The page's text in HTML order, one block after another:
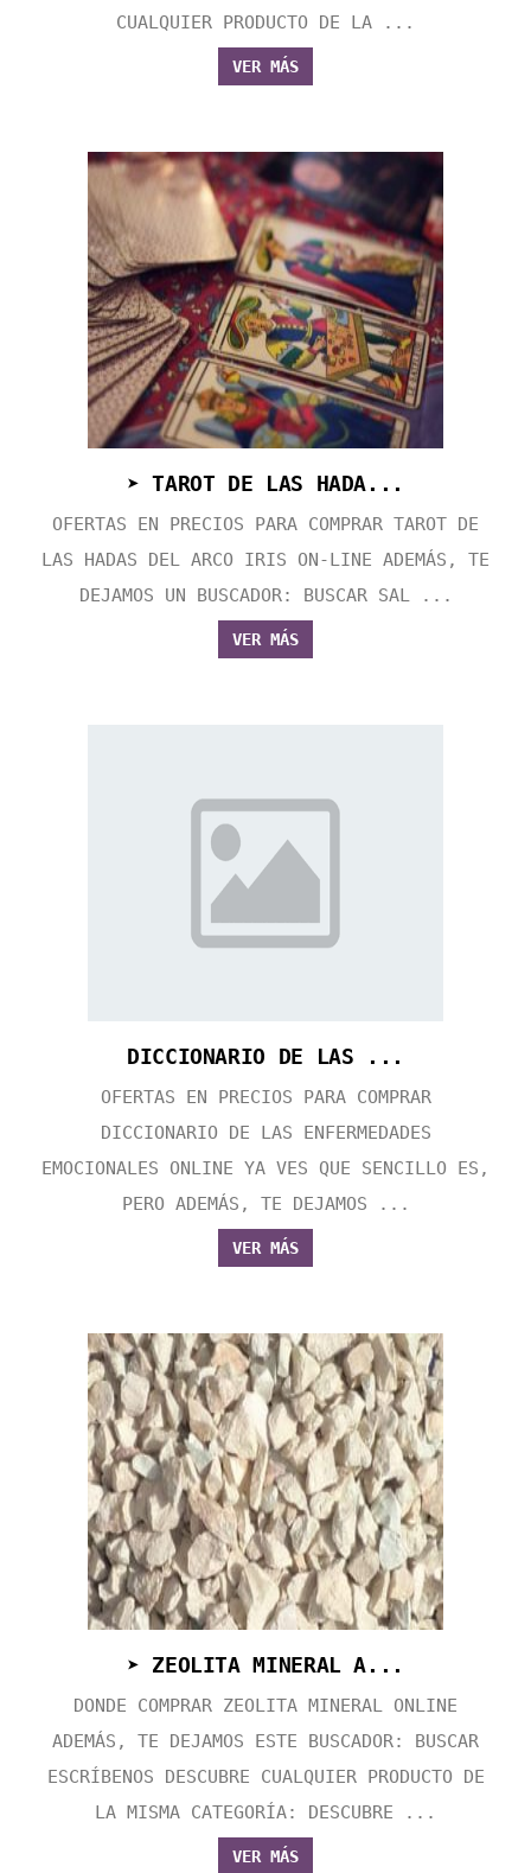
CUALQUIER PRODUCTO DE LA ...
VER MÁS
➤ TAROT DE LAS HADA...
OFERTAS EN PRECIOS PARA COMPRAR TAROT DE
LAS HADAS DEL ARCO IRIS ON-LINE ADEMÁS, TE
DEJAMOS UN BUSCADOR: BUSCAR SAL ...
VER MÁS
DICCIONARIO DE LAS ...
OFERTAS EN PRECIOS PARA COMPRAR
DICCIONARIO DE LAS ENFERMEDADES
EMOCIONALES ONLINE YA VES QUE SENCILLO ES,
PERO ADEMÁS, TE DEJAMOS ...
VER MÁS
➤ ZEOLITA MINERAL A...
DONDE COMPRAR ZEOLITA MINERAL ONLINE
ADEMÁS, TE DEJAMOS ESTE BUSCADOR: BUSCAR
ESCRÍBENOS DESCUBRE CUALQUIER PRODUCTO DE
LA MISMA CATEGORÍA: DESCUBRE ...
VER MÁS